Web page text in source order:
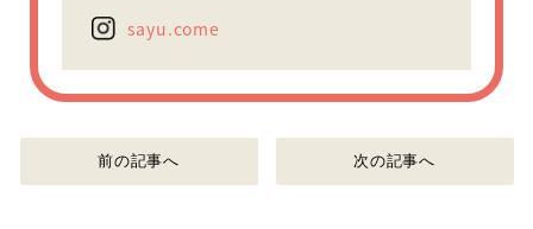
sayu.come
前の記事へ 次の記事へ